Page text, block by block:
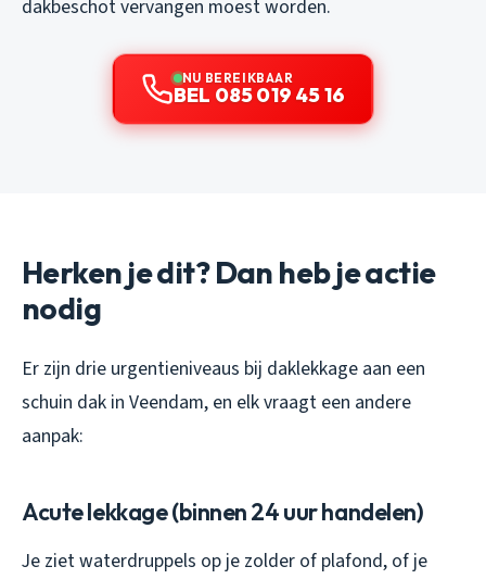
dakbeschot vervangen moest worden.
NU BEREIKBAAR
BEL 085 019 45 16
Herken je dit? Dan heb je actie
nodig
Er zijn drie urgentieniveaus bij daklekkage aan een
schuin dak in Veendam, en elk vraagt een andere
aanpak:
Acute lekkage (binnen 24 uur handelen)
Je ziet waterdruppels op je zolder of plafond, of je